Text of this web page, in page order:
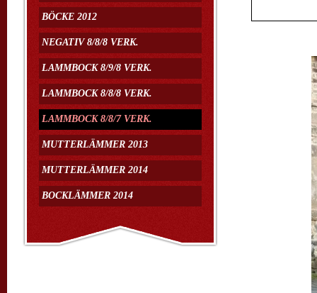
BÖCKE 2012
NEGATIV 8/8/8 VERK.
LAMMBOCK 8/9/8 VERK.
LAMMBOCK 8/8/8 VERK.
LAMMBOCK 8/8/7 VERK.
MUTTERLÄMMER 2013
MUTTERLÄMMER 2014
BOCKLÄMMER 2014